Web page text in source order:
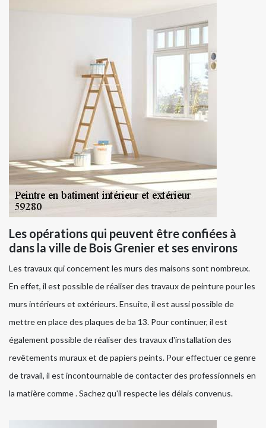
Les opérations qui peuvent être confiées à
dans la ville de Bois Grenier et ses environs
Les travaux qui concernent les murs des maisons sont nombreux.
En effet, il est possible de réaliser des travaux de peinture pour les
murs intérieurs et extérieurs. Ensuite, il est aussi possible de
mettre en place des plaques de ba 13. Pour continuer, il est
également possible de réaliser des travaux d'installation des
revêtements muraux et de papiers peints. Pour effectuer ce genre
de travail, il est incontournable de contacter des professionnels en
la matière comme . Sachez qu'il respecte les délais convenus.